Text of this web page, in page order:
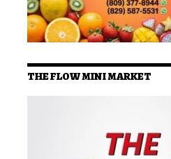
THE FLOW MINI MARKET